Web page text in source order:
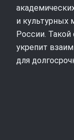
и культурных
России.
укрепит
для